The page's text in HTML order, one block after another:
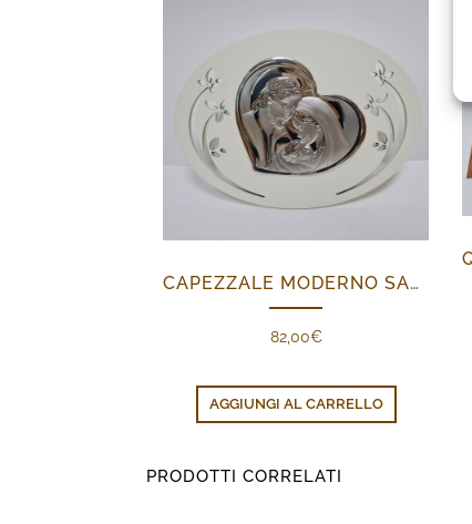
CAPEZZALE MODERNO SACRA FAMIGLIA
82,00€
AGGIUNGI AL CARRELLO
PRODOTTI CORRELATI